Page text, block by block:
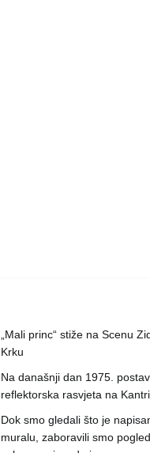
„Mali princ“ stiže na Scenu
Krku
Na današnji dan 1975.
reflektorska rasvjeta na
Dok smo gledali što je
muralu, zaboravili smo